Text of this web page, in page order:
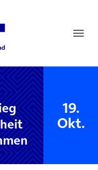
19.
Okt.